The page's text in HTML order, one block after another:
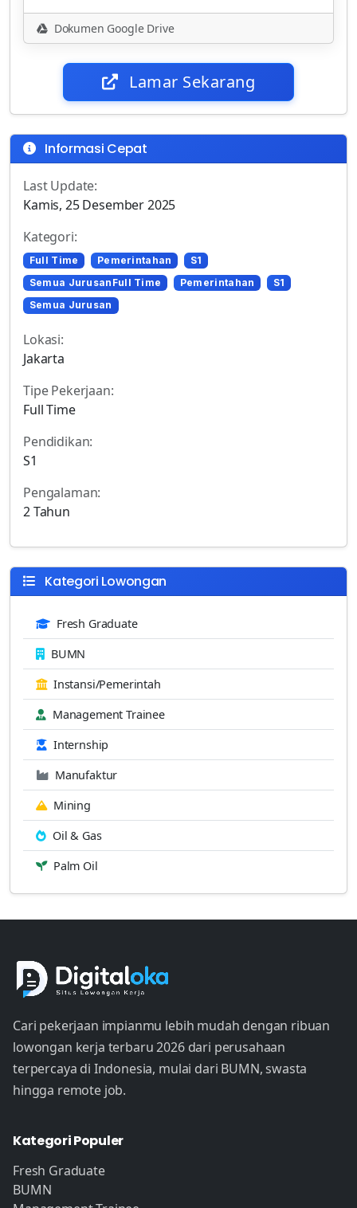
Dokumen Google Drive
Lamar Sekarang
Informasi Cepat
Last Update:
Kamis, 25 Desember 2025
Kategori:
Full Time Pemerintahan
S1
Semua JurusanFull Time
Pemerintahan
S1
Semua Jurusan
Lokasi:
Jakarta
Tipe Pekerjaan:
Full Time
Pendidikan:
S1
Pengalaman:
2 Tahun
Kategori Lowongan
Fresh Graduate
BUMN
Instansi/Pemerintah
Management Trainee
Internship
Manufaktur
Mining
Oil & Gas
Palm Oil
Cari pekerjaan impianmu lebih mudah dengan ribuan
lowongan kerja terbaru 2026 dari perusahaan
terpercaya di Indonesia, mulai dari BUMN, swasta
hingga remote job.
Kategori Populer
Fresh Graduate
BUMN